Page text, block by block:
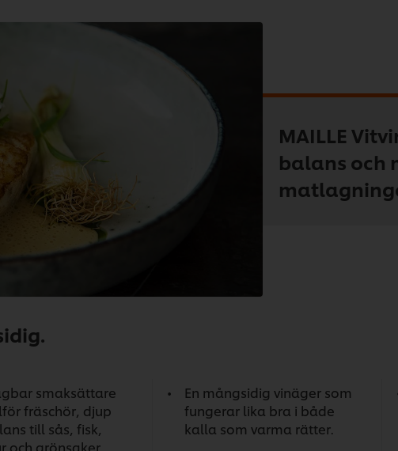
MAILLE
balans och
smaksättare
fräschör, djup
till sås, fisk,
och grönsaker.
En mångsidig vinäger som
fungerar lika bra i både
kalla som varma rätter.